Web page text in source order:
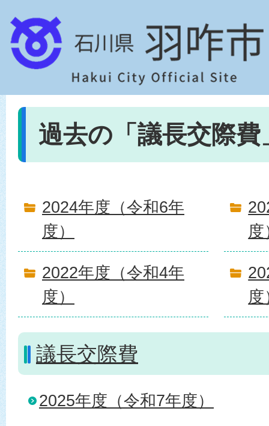
過去の「議長交際費
2024年度（令和6年
度）
度
2022年度（令和4年
度）
度
議長交際費
2025年度（令和7年度）